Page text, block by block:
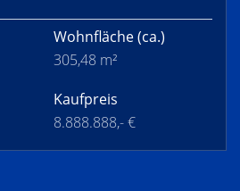
Wohnfläche(ca.)
305,48 m²
Kaufpreis
8.888.888,- €